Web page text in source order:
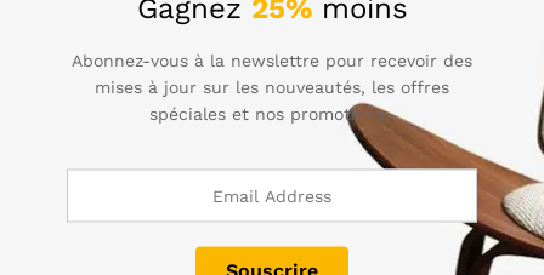
Gagnez 25% moins
Abonnez-vous à la newslettre pour recevoir des
mises à jour sur les nouveautés, les offres
spéciales et nos promotions..